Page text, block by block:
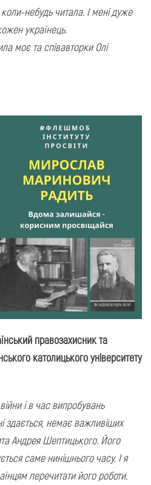
небудь читала. І мені дуже
українець.
моє та співавторки Олі
правозахисник та
католицького університету
і в час випробувань
здається, немає важливіших
Андрея Шептицького. Його
саме нинішнього часу. І я
перечитати його роботи.